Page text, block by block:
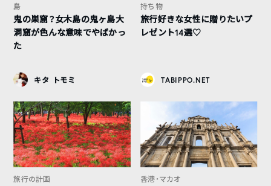
島
鬼の巣窟？女木島の鬼ヶ島大
洞窟が色んな意味でやばかっ
た
キタ トモミ
持ち物
旅行好きな女性に贈りたいプ
レゼント14選♡
TABIPPO.NET
旅行の計画 香港・マカオ